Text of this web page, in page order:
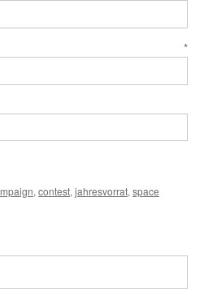
*
, contest, jahresvorrat, space